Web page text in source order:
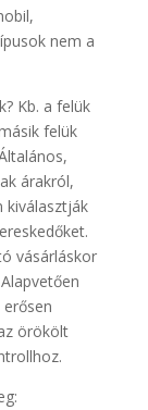
nem a
Kb. a felük
felük
árakról,
kiválasztják
vásárláskor
örökölt